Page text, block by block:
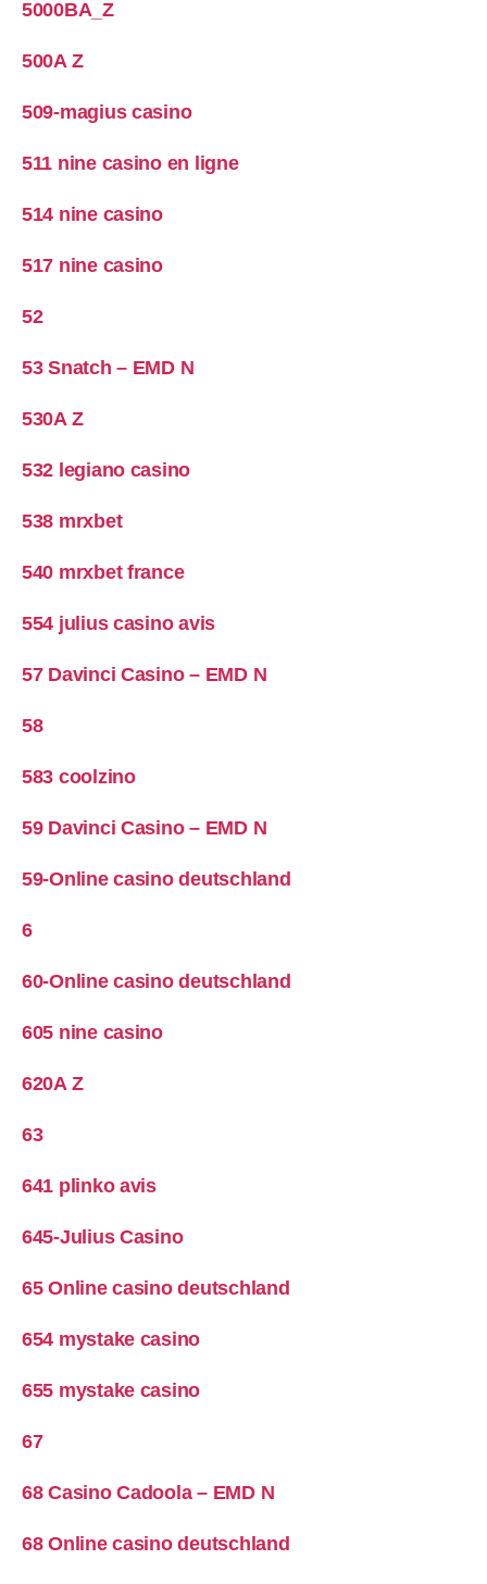
5000BA_Z
500A Z
509-magius casino
511 nine casino en ligne
514 nine casino
517 nine casino
52
53 Snatch – EMD N
530A Z
532 legiano casino
538 mrxbet
540 mrxbet france
554 julius casino avis
57 Davinci Casino – EMD N
58
583 coolzino
59 Davinci Casino – EMD N
59-Online casino deutschland
6
60-Online casino deutschland
605 nine casino
620A Z
63
641 plinko avis
645-Julius Casino
65 Online casino deutschland
654 mystake casino
655 mystake casino
67
68 Casino Cadoola – EMD N
68 Online casino deutschland